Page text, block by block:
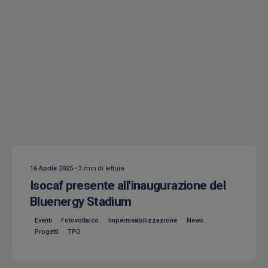
16 Aprile 2025 3 min di lettura
Isocaf presente all'inaugurazione del
Bluenergy Stadium
Eventi Fotovoltaico Impermeabilizzazione
News
Progetti
TPO